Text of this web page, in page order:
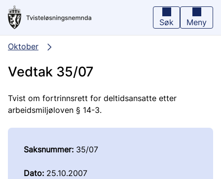
Hopp
hovedinnhold
Søk Meny
Oktober
Vedtak 35/07
Tvist om fortrinnsrett for deltidsansatte etter
arbeidsmiljøloven § 14-3.
Saksnummer: 35/07
Dato: 25.10.2007